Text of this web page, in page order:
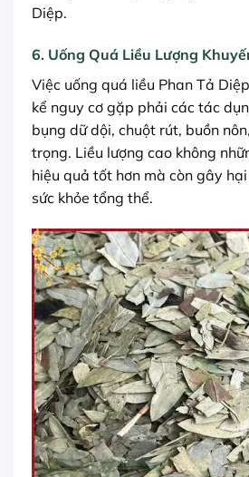
Diệp.
6. Uống Quá Liều Lượng
Việc uống quá liều Phan Tả
kể nguy cơ gặp phải các tác
bụng dữ dội, chuột rút, buồn
trọng. Liều lượng cao không
hiệu quả tốt hơn mà còn gây
sức khỏe tổng thể.